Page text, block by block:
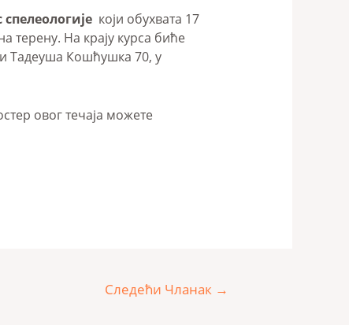
који обухвата 17
На крају курса биће
Тадеуша Кошћушка 70, у
овог течаја можете
Следећи Чланак →